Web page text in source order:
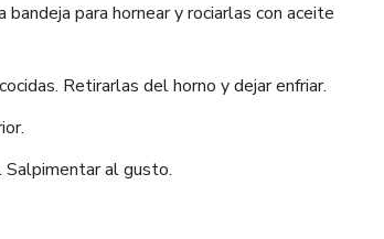
para hornear y rociarlas con aceite
Retirarlas del horno y dejar enfriar.
Salpimentar al gusto.